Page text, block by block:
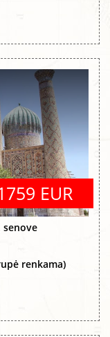
EUR
renkama)